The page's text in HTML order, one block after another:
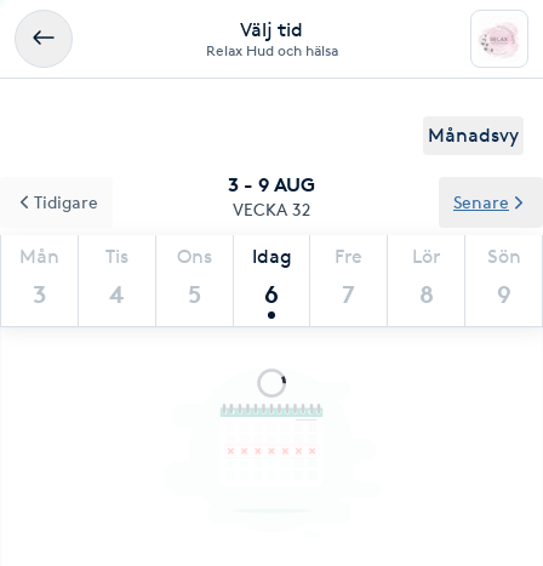
Välj tid
Relax Hud och hälsa
Månadsvy
3 - 9 AUG
VECKA 32
Mån
3
Tis
4
Ons
5
Idag
6
Fre
7
Lör
8
Sön
9
Tidigare Senare